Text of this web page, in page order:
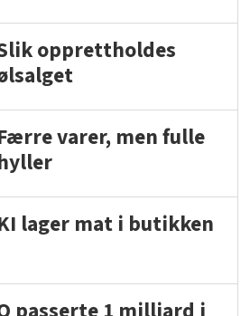
opprettholdes
varer, men fulle
lager mat i butikken